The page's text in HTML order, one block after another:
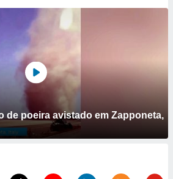
de poeira avistado em Zapponeta,